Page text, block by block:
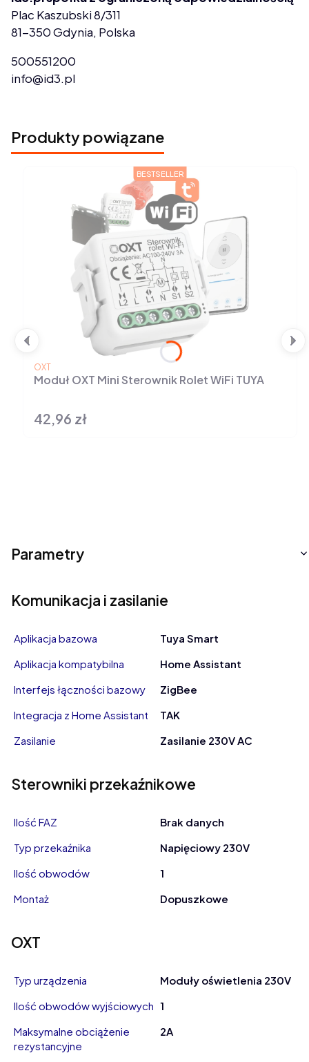
Plac Kaszubski 8/311
81-350 Gdynia, Polska
500551200
info@id3.pl
Produkty powiązane
BESTSELLER
Moduł OXT Mini Sterownik Rolet WiFi TUYA
PRODUCENT
OXT
Cena
42,96 zł
Parametry
Komunikacja i zasilanie
Aplikacja bazowa
Tuya Smart
Aplikacja kompatybilna
Home Assistant
Interfejs łączności bazowy
ZigBee
Integracja z Home Assistant
TAK
Zasilanie
Zasilanie 230V AC
Sterowniki przekaźnikowe
Ilość FAZ
Brak danych
Typ przekaźnika
Napięciowy 230V
Ilość obwodów
1
Montaż
Dopuszkowe
OXT
Typ urządzenia
Moduły oświetlenia 230V
Ilość obwodów wyjściowych 1
Maksymalne obciążenie
rezystancyjne
2A